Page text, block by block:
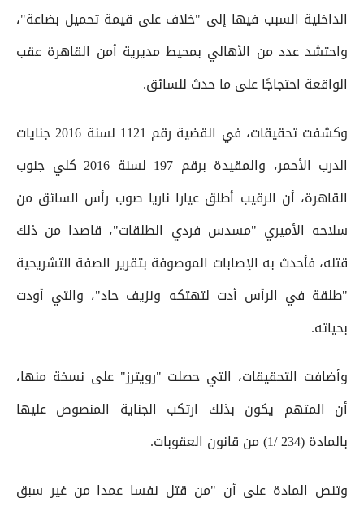
الداخلية السبب فيها إلى "خلاف على قيمة تحميل بضاعة"،
واحتشد عدد من الأهالي بمحيط مديرية أمن القاهرة عقب
الواقعة احتجاجًا على ما حدث للسائق.
وكشفت تحقيقات، في القضية رقم 1121 لسنة 2016 جنايات
الدرب الأحمر، والمقيدة برقم 197 لسنة 2016 كلي جنوب
القاهرة، أن الرقيب أطلق عيارا ناريا صوب رأس السائق من
سلاحه الأميري "مسدس فردي الطلقات"، قاصدا من ذلك
قتله، فأحدث به الإصابات الموصوفة بتقرير الصفة التشريحية
"طلقة في الرأس أدت لتهتكه ونزيف حاد"، والتي أودت
بحياته.
وأضافت التحقيقات، التي حصلت "رويترز" على نسخة منها،
أن المتهم يكون بذلك ارتكب الجناية المنصوص عليها
بالمادة (234 /1) من قانون العقوبات.
وتنص المادة على أن "من قتل نفسا عمدا من غير سبق